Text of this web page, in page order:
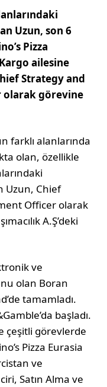
Uzun, son 6
Pizza
ailesine
Strategy and
olarak görevine
farklı alanlarında
olan, özellikle
Uzun, Chief
Officer olarak
A.Ş’deki
ve
olan Boran
tamamladı.
başladı.
çeşitli görevlerde
Pizza Eurasia
ve
Satın Alma ve